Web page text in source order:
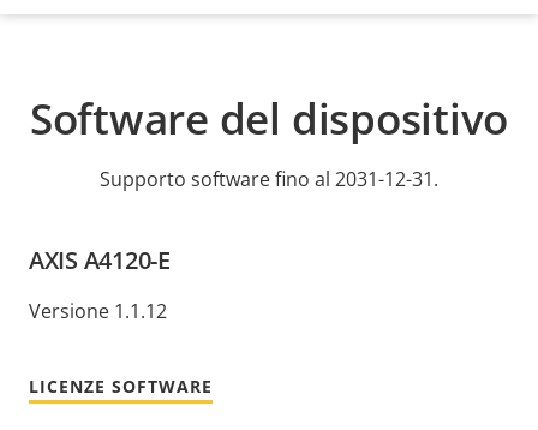
Software del dispositivo
Supporto software fino al 2031-12-31.
AXIS A4120-E
Versione 1.1.12
LICENZE SOFTWARE